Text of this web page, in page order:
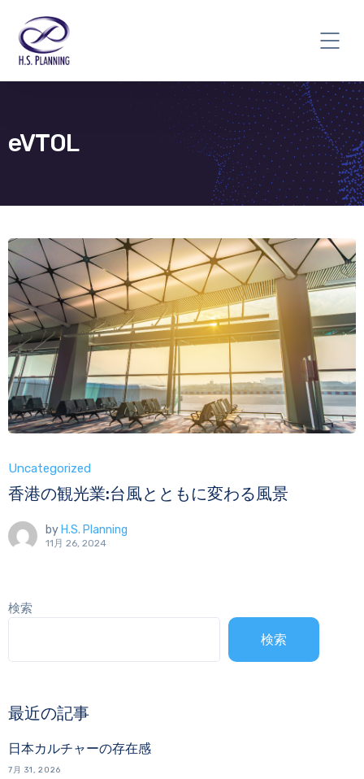
eVTOL
Uncategorized
香港の観光業:台風とともに変わる風景
by H.S. Planning
11月 26, 2024
検索
検索
最近の記事
日本カルチャーの存在感
7月 31, 2026